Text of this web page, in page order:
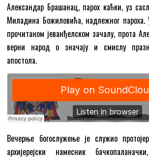
Александар Брашанац, парох каћки, уз
Миладина Божиловића, надлежног пароха.
прочитаном јеванђелском зачалу, прота
верни народ о значају и смислу
апостола.
Вечерње богослужење је служио
архијерејски намесник